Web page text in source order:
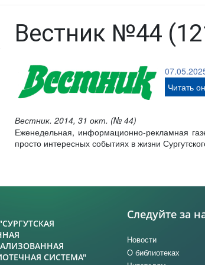
Вестник №44
Читать
Вестник. 2014, 31 окт. (№ 44)
Еженедельная, информационно-рекламная
просто интересных событиях в жизни
СИСТЕМА"
Следуйте за
Новости
О библиотеках